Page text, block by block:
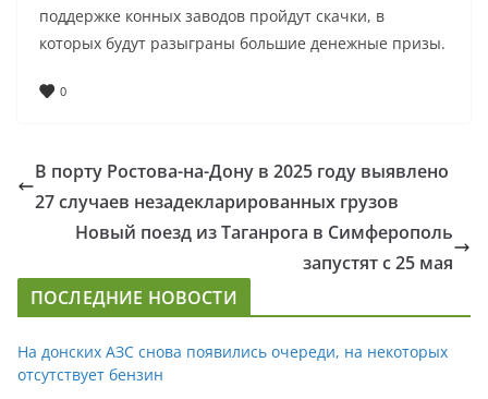
поддержке конных заводов пройдут скачки, в
которых будут разыграны большие денежные призы.
0
В порту Ростова-на-Дону в 2025 году выявлено
27 случаев незадекларированных грузов
Новый поезд из Таганрога в Симферополь
запустят с 25 мая
ПОСЛЕДНИЕ НОВОСТИ
На донских АЗС снова появились очереди, на некоторых
отсутствует бензин